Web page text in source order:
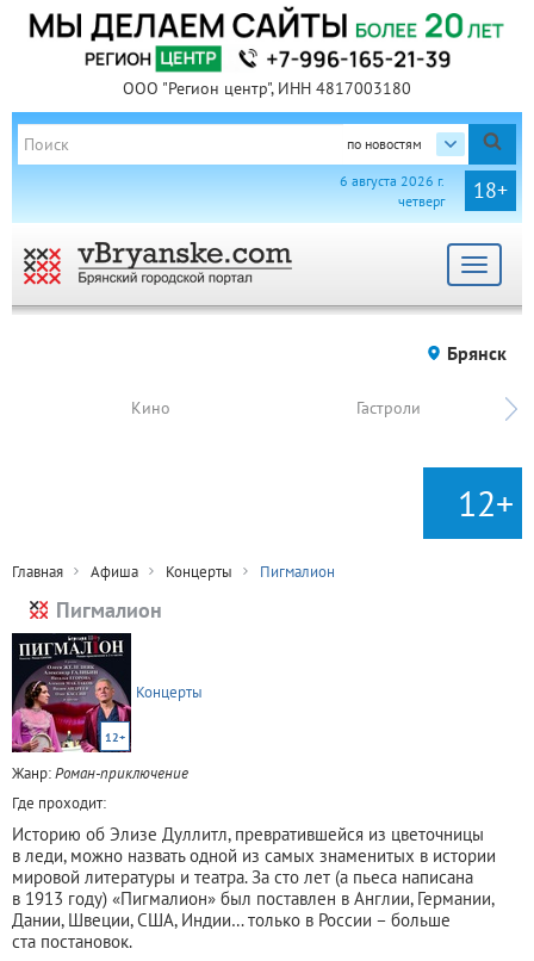
ООО "Регион центр", ИНН 4817003180
по новостям
18+
6 августа 2026 г.
четверг
Toggle
Брянск
Кино Гастроли
12+
Главная Афиша Концерты Пигмалион
Пигмалион
12+
Концерты
Жанр:Роман-приключение
Где проходит:
Историю об Элизе Дуллитл, превратившейся из цветочницы
в леди, можно назвать одной из самых знаменитых в истории
мировой литературы и театра. За сто лет (а пьеса написана
в 1913 году) «Пигмалион» был поставлен в Англии, Германии,
Дании, Швеции, США, Индии… только в России – больше
ста постановок.